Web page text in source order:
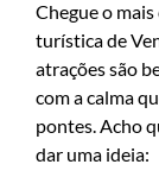
Chegue o
turística de
atrações são
com a calma
pontes. Acho
dar uma ideia: